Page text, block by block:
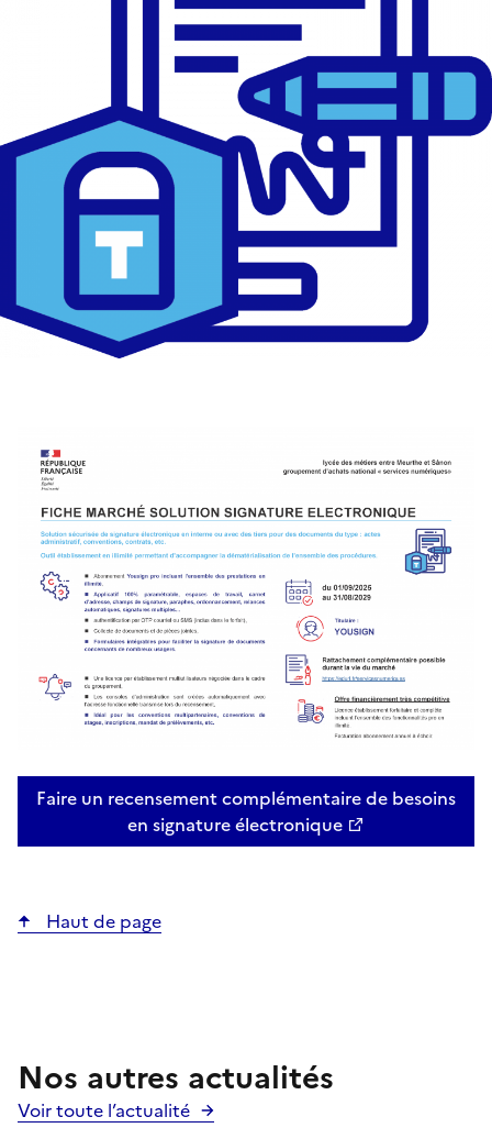
Faire un recensement complémentaire de besoins
en signature électronique
Haut de page
Nos autres actualités
Voir toute l’actualité